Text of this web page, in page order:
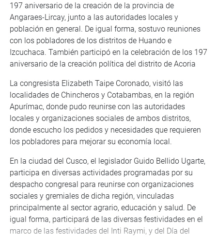
197 aniversario de la creación de la provincia de
Angaraes-Lircay, junto a las autoridades locales y
población en general. De igual forma, sostuvo reuniones
con los pobladores de los distritos de Huando e
Izcuchaca. También participó en la celebración de los 197
aniversario de la creación política del distrito de Acoria
La congresista Elizabeth Taipe Coronado, visitó las
localidades de Chincheros y Cotabambas, en la región
Apurímac, donde pudo reunirse con las autoridades
locales y organizaciones sociales de ambos distritos,
donde escucho los pedidos y necesidades que requieren
los pobladores para mejorar su economía local.
En la ciudad del Cusco, el legislador Guido Bellido Ugarte,
participa en diversas actividades programadas por su
despacho congresal para reunirse con organizaciones
sociales y gremiales de dicha región, vinculadas
principalmente al sector agrario, educación y salud. De
igual forma, participará de las diversas festividades en el
marco de las festividades del Inti Raymi, y del Día del